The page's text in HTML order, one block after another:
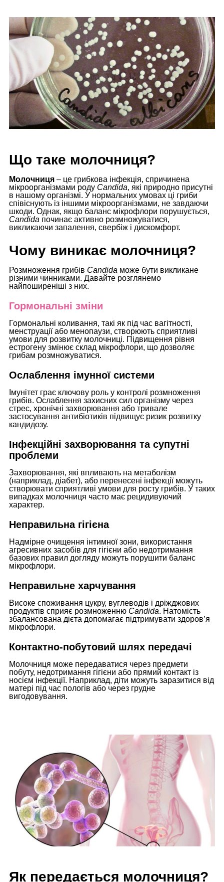
Що таке молочниця?
Молочниця – це грибкова інфекція, спричинена
мікроорганізмами роду Candida, які природно присутні
в нашому організмі. У нормальних умовах ці гриби
співіснують із іншими мікроорганізмами, не завдаючи
шкоди. Однак, якщо баланс мікрофлори порушується,
Candida починає активно розмножуватися,
викликаючи запалення, свербіж і дискомфорт.
Чому виникає молочниця?
Розмноження грибів Candida може бути викликане
різними чинниками. Давайте розглянемо
найпоширеніші з них.
Гормональні зміни
Гормональні коливання, такі як під час вагітності,
менструації або менопаузи, створюють сприятливі
умови для розвитку молочниці. Підвищення рівня
естрогену змінює склад мікрофлори, що дозволяє
грибам розмножуватися.
Ослаблення імунної системи
Імунітет грає ключову роль у контролі розмноження
грибів. Ослаблення захисних сил організму через
стрес, хронічні захворювання або тривале
застосування антибіотиків підвищує ризик розвитку
кандидозу.
Інфекційні захворювання та супутні
проблеми
Захворювання, які впливають на метаболізм
(наприклад, діабет), або перенесені інфекції можуть
створювати сприятливі умови для росту грибів. У таких
випадках молочниця часто має рецидивуючий
характер.
Неправильна гігієна
Надмірне очищення інтимної зони, використання
агресивних засобів для гігієни або недотримання
базових правил догляду можуть порушити баланс
мікрофлори.
Неправильне харчування
Високе споживання цукру, вуглеводів і дріжджових
продуктів сприяє розмноженню Candida. Натомість
збалансована дієта допомагає підтримувати здоров’я
мікрофлори.
Контактно-побутовий шлях передачі
Молочниця може передаватися через предмети
побуту, недотримання гігієни або прямий контакт із
носієм інфекції. Наприклад, діти можуть заразитися від
матері під час пологів або через грудне
вигодовування.
Як передається молочниця?